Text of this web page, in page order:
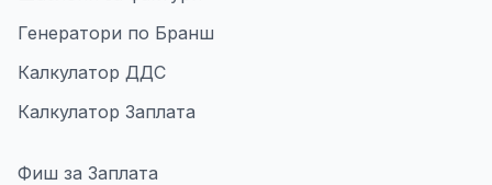
Генератори по Бранш
Калкулатор ДДС
Калкулатор Заплата
Фиш за Заплата